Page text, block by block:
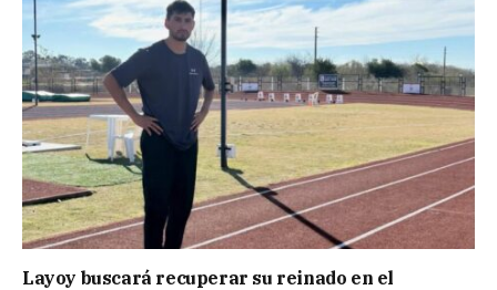
Layoy buscará recuperar su reinado en el